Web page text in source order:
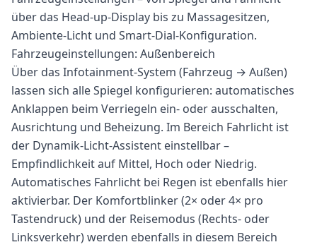
über das Head-up-Display bis zu Massagesitzen,
Ambiente-Licht und Smart-Dial-Konfiguration.
Fahrzeugeinstellungen: Außenbereich
Über das Infotainment-System (Fahrzeug → Außen)
lassen sich alle Spiegel konfigurieren: automatisches
Anklappen beim Verriegeln ein- oder ausschalten,
Ausrichtung und Beheizung. Im Bereich Fahrlicht ist
der Dynamik-Licht-Assistent einstellbar –
Empfindlichkeit auf Mittel, Hoch oder Niedrig.
Automatisches Fahrlicht bei Regen ist ebenfalls hier
aktivierbar. Der Komfortblinker (2× oder 4× pro
Tastendruck) und der Reisemodus (Rechts- oder
Linksverkehr) werden ebenfalls in diesem Bereich